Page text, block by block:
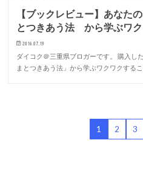
【ブックレビュー】あなた
とつきあう法 から学ぶワ
2016.07.19
ダイコク＠三重県ブロガーです。 購入し
まとつきあう法」から学ぶワクワクする
1 2 3